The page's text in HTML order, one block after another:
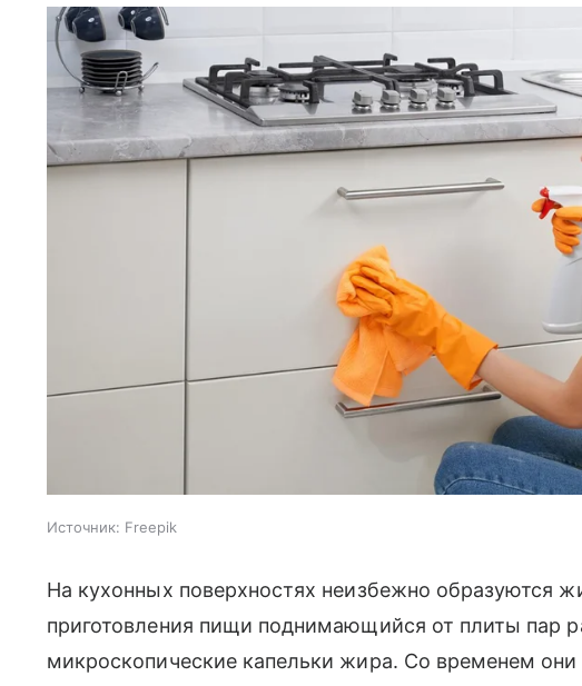
Источник: Freepik
На кухонных поверхностях неизбежно образуются
приготовления пищи поднимающийся от плиты пар
микроскопические капельки жира. Со временем они